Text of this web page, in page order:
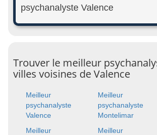
psychanalyste Valence
Trouver le meilleur
villes voisines de Valence
Meilleur
psychanalyste
Valence
Meilleur
psychanalyste
Montelimar
Meilleur
Meilleur